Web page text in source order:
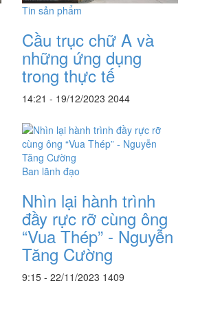
Tin sản phẩm
Cầu trục chữ A và
những ứng dụng
trong thực tế
14:21 - 19/12/2023 2044
Ban lãnh đạo
Nhìn lại hành trình
đầy rực rỡ cùng ông
“Vua Thép” - Nguyễn
Tăng Cường
9:15 - 22/11/2023 1409